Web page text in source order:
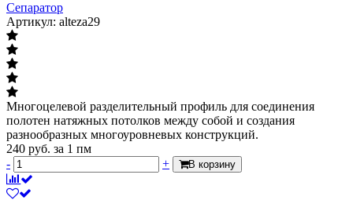
Сепаратор
Артикул: alteza29
Многоцелевой разделительный профиль для соединения
полотен натяжных потолков между собой и создания
разнообразных многоуровневых конструкций.
240 руб. за 1 пм
-
+ В корзину